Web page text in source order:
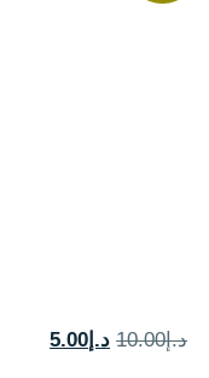
د.إ10.00 السعر
د.إ5.00السعر